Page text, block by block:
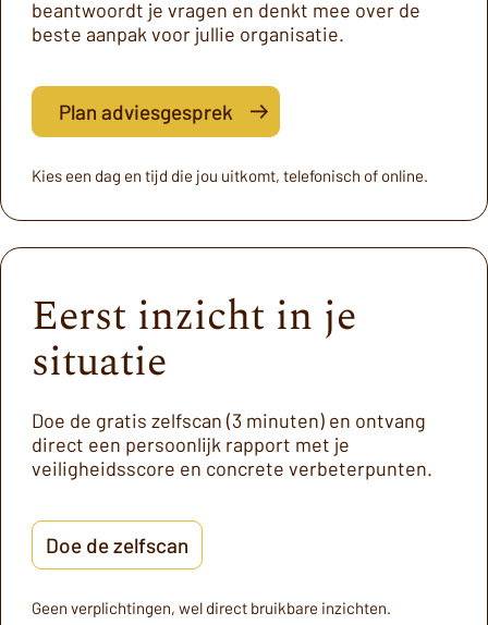
beantwoordt je vragen en denkt mee over de
beste aanpak voor jullie organisatie.
Plan adviesgesprek
Kies een dag en tijd die jou uitkomt, telefonisch of online.
Eerst inzicht in je
situatie
Doe de gratis zelfscan (3 minuten) en ontvang
direct een persoonlijk rapport met je
veiligheidsscore en concrete verbeterpunten.
Doe de zelfscan
Geen verplichtingen, wel direct bruikbare inzichten.